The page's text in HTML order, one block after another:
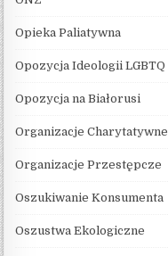
Opieka Paliatywna
Opozycja Ideologii LGBTQ
Opozycja na Białorusi
Organizacje Charytatywne
Organizacje Przestępcze
Oszukiwanie Konsumenta
Oszustwa Ekologiczne